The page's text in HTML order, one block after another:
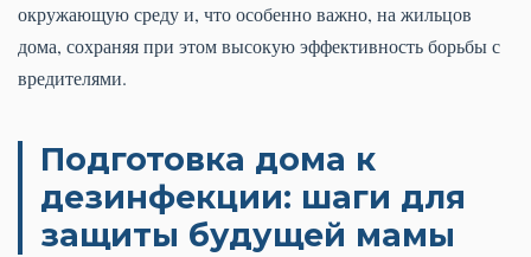
окружающую среду и, что особенно важно, на жильцов
дома, сохраняя при этом высокую эффективность борьбы с
вредителями.
Подготовка дома к
дезинфекции: шаги для
защиты будущей мамы